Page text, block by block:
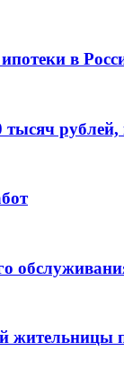
в
тысяч
жительницы